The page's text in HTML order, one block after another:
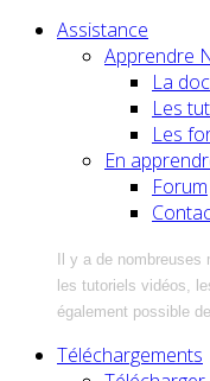
Assistance
Apprendre
La
Les
Les
En
Forum
Il y a de
les tutoriels vidéos,
également possible
Téléchargements